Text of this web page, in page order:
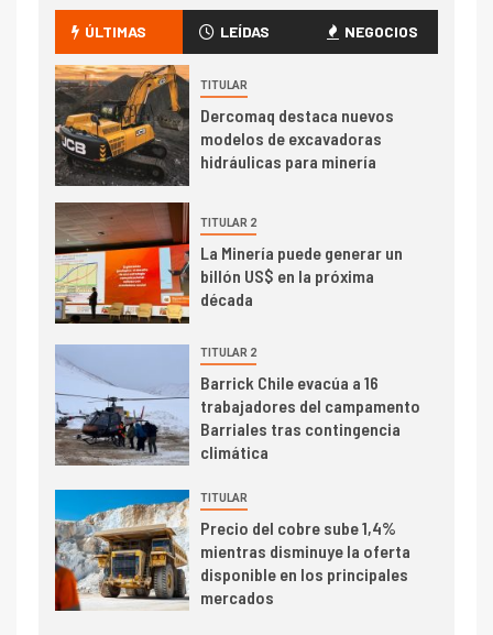
camión 100% eléctrico para
transportar cátodos al Puerto
2
Producción minera en mayo de
3
PIB minero impacta el
crecimiento regional: Banco
trimestre
I+D
Informe bimensual de
Cochilco: precio del cobre
alcanza máximos por escasez
5 I+D
Estudio revela cómo el precio
del cobre y educación superior
se relacionan en zonas
mineras
ÚLTIMAS LEÍDAS NEGOCIOS
TITULAR
Dercomaq destaca nuevos
modelos de excavadoras
hidráulicas para minería
TITULAR 2
La Minería puede generar un
billón US$ en la próxima
década
TITULAR 2
Barrick Chile evacúa a 16
trabajadores del campamento
Barriales tras contingencia
climática
TITULAR
Precio del cobre sube 1,4%
mientras disminuye la oferta
disponible en los principales
mercados